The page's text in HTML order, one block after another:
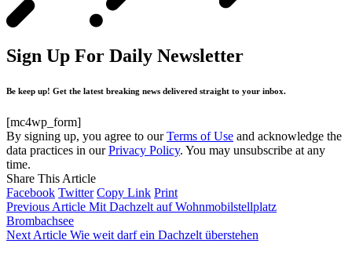
Sign Up For Daily Newsletter
Be keep up! Get the latest breaking news delivered straight to your inbox.
[mc4wp_form]
By signing up, you agree to ourTerms of Use and acknowledge the
data practices in ourPrivacy Policy. You may unsubscribe at any
time.
Share This Article
Facebook Twitter Copy Link Print
Previous Article Mit Dachzelt auf Wohnmobilstellplatz
Brombachsee
Next Article Wie weit darf ein Dachzelt überstehen